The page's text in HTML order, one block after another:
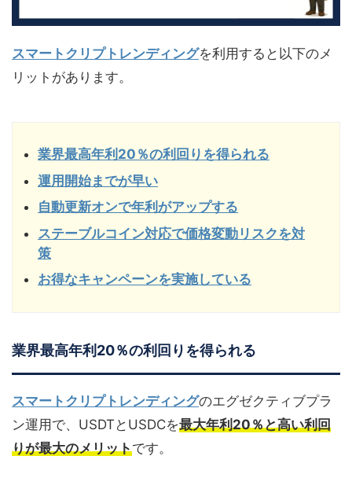
スマートクリプトレンディングを利用すると以下のメ
リットがあります。
業界最高年利20％の利回りを得られる
運用開始までが早い
自動更新オンで年利がアップする
ステーブルコイン対応で価格変動リスクを対
策
お得なキャンペーンを実施している
業界最高年利20％の利回りを得られる
スマートクリプトレンディングのエグゼクティブプラ
ン運用で、USDTとUSDCを最大年利20％と高い利回
りが最大のメリットです。